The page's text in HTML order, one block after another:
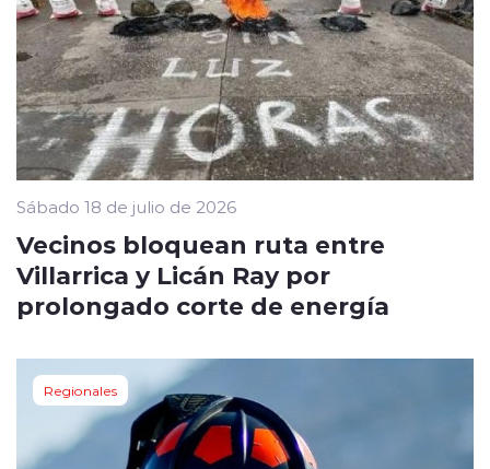
Sábado 18 de julio de 2026
Vecinos bloquean ruta entre
Villarrica y Licán Ray por
prolongado corte de energía
Regionales